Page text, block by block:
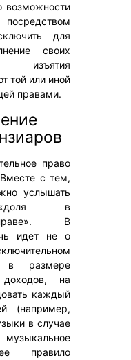
возможности
для
своих
изъятия
той или иной
правами.
право
с тем,
услышать
«доля в
праве». В
идет не о
размере
на
каждый
(например,
в случае
правило